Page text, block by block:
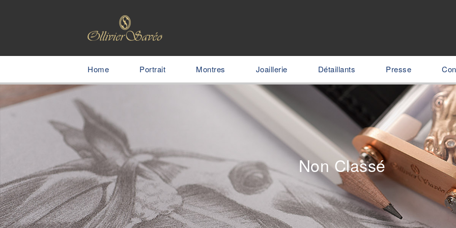
Home Portrait Montres Joaillerie Détaillants Presse
Non Classé